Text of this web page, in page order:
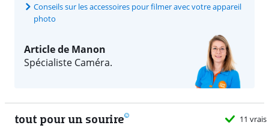
Conseils sur les accessoires pour filmer avec votre appareil
photo
Article de Manon
Spécialiste Caméra.
tout pour un sourire 11